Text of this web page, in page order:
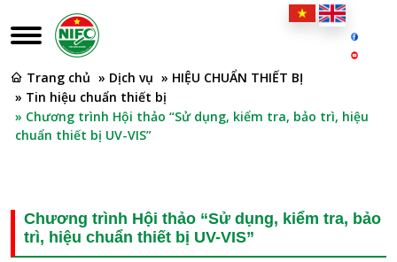
Trang chủ » Dịch vụ » HIỆU CHUẨN THIẾT BỊ
» Tin hiệu chuẩn thiết bị
» Chương trình Hội thảo “Sử dụng, kiểm tra, bảo trì, hiệu
chuẩn thiết bị UV-VIS”
Chương trình Hội thảo “Sử dụng, kiểm tra, bảo
trì, hiệu chuẩn thiết bị UV-VIS”